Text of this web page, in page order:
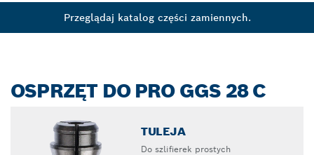
Przeglądaj katalog części zamiennych.
OSPRZĘT DO PRO GGS 28 C
TULEJA
Do szlifierek prostych